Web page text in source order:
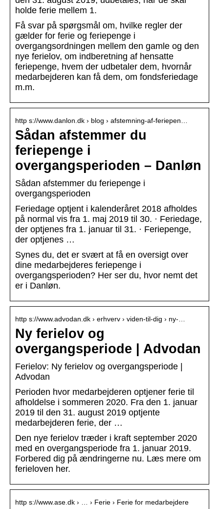
holde ferie mellem 1.
Få svar på spørgsmål om, hvilke regler der
gælder for ferie og feriepenge i
overgangsordningen mellem den gamle og den
nye ferielov, om indberetning af hensatte
feriepenge, hvem der udbetaler dem, hvornår
medarbejderen kan få dem, om fondsferiedage
m.m.
http s://www.danlon.dk › blog › afstemning-af-feriepen…
Sådan afstemmer du
feriepenge i
overgangsperioden – Danløn
Sådan afstemmer du feriepenge i
overgangsperioden
Feriedage optjent i kalenderåret 2018 afholdes
på normal vis fra 1. maj 2019 til 30. · Feriedage,
der optjenes fra 1. januar til 31. · Feriepenge,
der optjenes …
Synes du, det er svært at få en oversigt over
dine medarbejderes feriepenge i
overgangsperioden? Her ser du, hvor nemt det
er i Danløn.
http s://www.advodan.dk › erhverv › viden-til-dig › ny-…
Ny ferielov og
overgangsperiode | Advodan
Ferielov: Ny ferielov og overgangsperiode |
Advodan
Perioden hvor medarbejderen optjener ferie til
afholdelse i sommeren 2020. Fra den 1. januar
2019 til den 31. august 2019 optjente
medarbejderen ferie, der …
Den nye ferielov træder i kraft september 2020
med en overgangsperiode fra 1. januar 2019.
Forbered dig på ændringerne nu. Læs mere om
ferieloven her.
http s://www.ase.dk › … › Ferie › Ferie for medarbejdere